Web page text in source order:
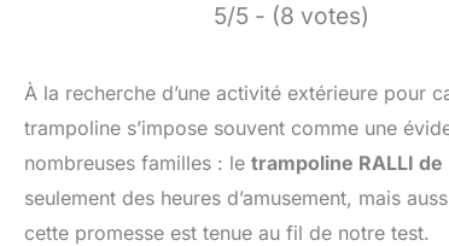
5/5 - (8 votes)
À la recherche d’une activité extérieure pour
trampoline s’impose souvent comme une
nombreuses familles : le trampoline RALLI
seulement des heures d’amusement, mais
cette promesse est tenue au fil de notre test.